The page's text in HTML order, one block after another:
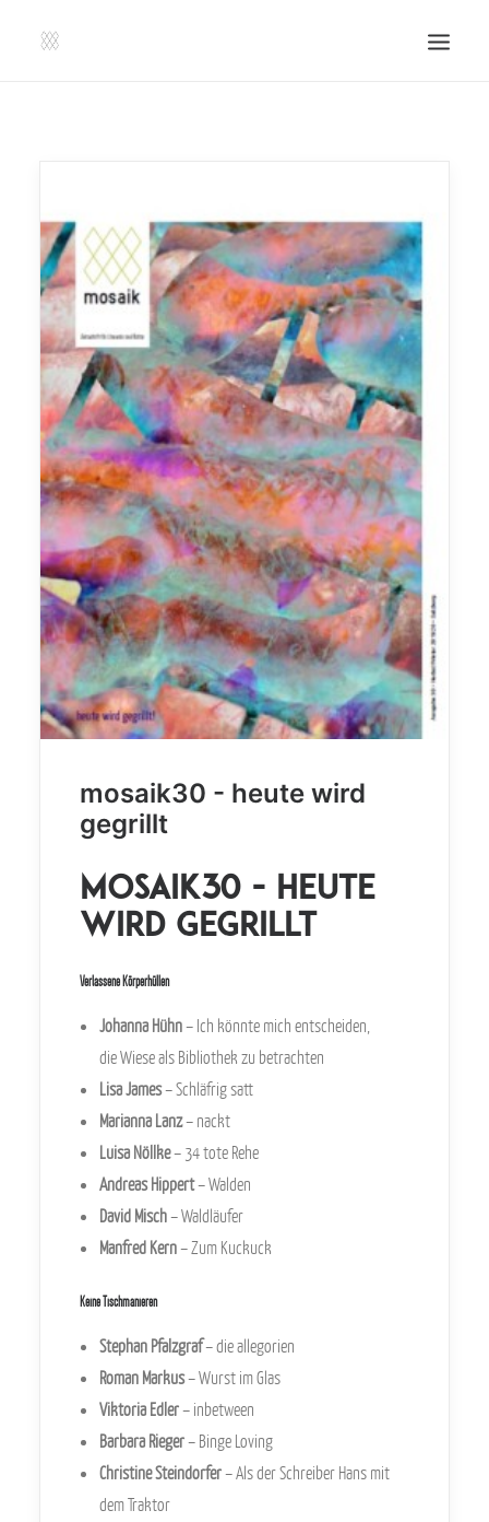
VERANSTALTUNGEN
PRESSE, IMPRESSUM UND KONTAKT
UNTERSTÜTZE UNS!
SEARCH
mosaik30 - heute wird
gegrillt
mosaik30 - heute
wird gegrillt
Verlassene Körperhüllen
Johanna Hühn– Ich könnte mich entscheiden,
die Wiese als Bibliothek zu betrachten
Lisa James– Schläfrig satt
Marianna Lanz– nackt
Luisa Nöllke– 34 tote Rehe
Andreas Hippert– Walden
David Misch– Waldläufer
Manfred Kern– Zum Kuckuck
Keine Tischmanieren
Stephan Pfalzgraf– die allegorien
Roman Markus– Wurst im Glas
Viktoria Edler– inbetween
Barbara Rieger– Binge Loving
Christine Steindorfer– Als der Schreiber Hans mit
dem Traktor